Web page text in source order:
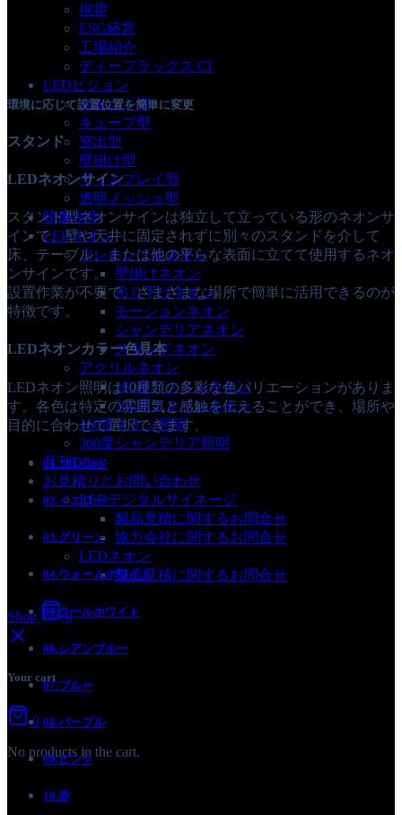
挨拶
ESG経営
工場紹介
ディーフラックス CI
LEDビジョン
スタンド型
キューブ型
突出型
壁掛け型
ディスプレイ型
透明メッシュ型
映像制作
LEDネオン
フレキシブルネオン
壁掛けネオン
吊り下げネオン
モーションネオン
シャンデリアネオン
スタンドネオン
アクリルネオン
180度アクリルネオン
360度アクリルネオン
360度ネオン照明
360度シャンデリア照明
月刊Dflux
お見積りとお問い合わせ
LEDデジタルサイネージ
製品見積に関するお問合せ
協力会社に関するお問合せ
LEDネオン
製品見積に関するお問合せ
Shop 0
Your cart
0
No products in the cart.
環境に応じて設置位置を簡単に変更
スタンド
LEDネオンサイン
スタンド型ネオンサインは独立して立っている形のネオンサ
インで、壁や天井に固定されずに別々のスタンドを介して
床、テーブル、または他の平らな表面に立てて使用するネオ
ンサインです。
設置作業が不要で、さまざまな場所で簡単に活用できるのが
特徴です。
LEDネオンカラー色見本
LEDネオン照明は10種類の多彩な色バリエーションがありま
す。各色は特定の雰囲気と感触を伝えることができ、場所や
目的に合わせて選択できます。
01. オレンジ
02.イエロー
03.グリーン
04.ウォームホワイト
05.クールホワイト
06.シアンブルー
07.ブルー
08.パープル
09.ピンク
10.赤